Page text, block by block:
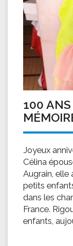
100
Joyeux
Célina
Augrain, elle
petits
dans les
France.
enfants,